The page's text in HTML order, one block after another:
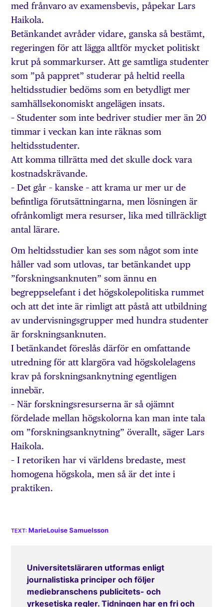
med frånvaro av examensbevis, påpekar Lars
Haikola.
Betänkandet avråder vidare, ganska så bestämt,
regeringen för att lägga alltför mycket politiskt
krut på sommarkurser. Att ge samtliga studenter
som ”på pappret” studerar på heltid reella
heltidsstudier bedöms som en betydligt mer
samhällsekonomiskt angelägen insats.
– Studenter som inte bedriver studier mer än 20
timmar i veckan kan inte räknas som
heltidsstudenter.
Att komma tillrätta med det skulle dock vara
kostnadskrävande.
– Det går – kanske – att krama ur mer ur de
befintliga förutsättningarna, men lösningen är
ofrånkomligt mera resurser, lika med tillräckligt
antal lärare.
Om heltidsstudier kan ses som något som inte
håller vad som utlovas, tar betänkandet upp
”forskningsanknuten” som ännu en
begreppselefant i det högskolepolitiska rummet
och att det inte är rimligt att påstå att utbildning
av undervisningsgrupper med hundra studenter
är forskningsanknuten.
I betänkandet föreslås därför en omfattande
utredning för att klargöra vad högskolelagens
krav på forskningsanknytning egentligen
innebär.
– När forskningsresurserna är så ojämnt
fördelade mellan högskolorna kan man inte tala
om ”forskningsanknytning” överallt, säger Lars
Haikola.
– I retoriken har vi världens bredaste, mest
homogena högskola, men så är det inte i
praktiken.
MarieLouise Samuelsson
Universitetsläraren utformas enligt
journalistiska principer och följer
mediebranschens publicitets- och
yrkesetiska regler. Tidningen har en fri och